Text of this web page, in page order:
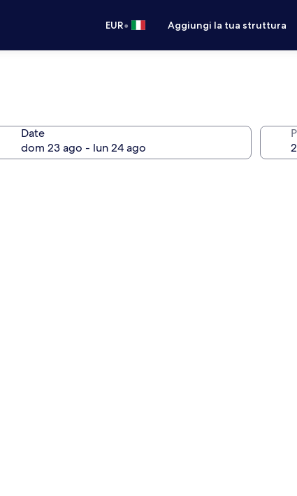
EUR• Aggiungi la tua struttura
Date